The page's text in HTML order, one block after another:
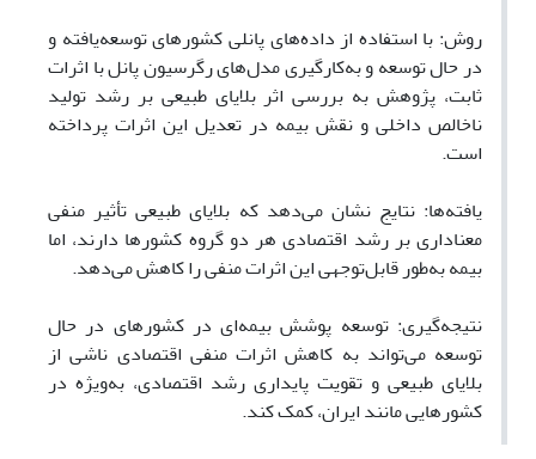
روش: با استفاده از داده‌های پانلی کشورهای توسعه‌یافته و
در حال توسعه و به‌کارگیری مدل‌های رگرسیون پانل با اثرات
ثابت، پژوهش به بررسی اثر بلایای طبیعی بر رشد تولید
ناخالص داخلی و نقش بیمه در تعدیل این اثرات پرداخته
است.
یافته‌ها: نتایج نشان می‌دهد که بلایای طبیعی تأثیر منفی
معناداری بر رشد اقتصادی هر دو گروه کشورها دارند، اما
بیمه به‌طور قابل‌توجهی این اثرات منفی را کاهش می‌دهد.
نتیجه‌گیری: توسعه پوشش بیمه‌ای در کشورهای در حال
توسعه می‌تواند به کاهش اثرات منفی اقتصادی ناشی از
بلایای طبیعی و تقویت پایداری رشد اقتصادی، به‌ویژه در
کشورهایی مانند ایران، کمک کند.